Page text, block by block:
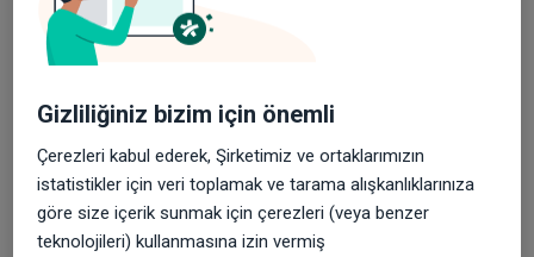
Doğal Doğum 3
Günlük yaşamda “doğallık“ arayışları, kadınların
doğum tercihlerini de “doğal“dan yana etkiliyor. Ağrı,
sancı korkusunu yenen pek çok ...
Gizliliğiniz bizim için önemli
Çerezleri kabul ederek, Şirketimiz ve ortaklarımızın
istatistikler için veri toplamak ve tarama alışkanlıklarınıza
göre size içerik sunmak için çerezleri (veya benzer
teknolojileri) kullanmasına izin vermiş